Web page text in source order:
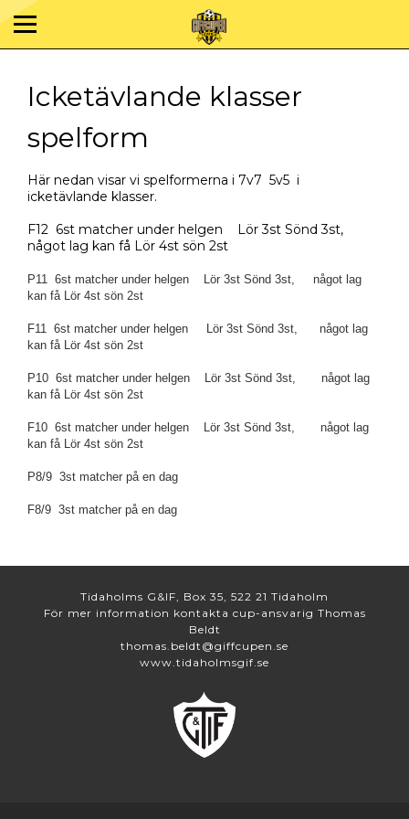
Icketävlande klasser
spelform
Här nedan visar vi spelformerna i 7v7 5v5 i
icketävlande klasser.
F12 6st matcher under helgen Lör 3st Sönd 3st,
något lag kan få Lör 4st sön 2st
P11 6st matcher under helgen Lör 3st Sönd 3st, något lag
kan få Lör 4st sön 2st
F11 6st matcher under helgen Lör 3st Sönd 3st, något lag
kan få Lör 4st sön 2st
P10 6st matcher under helgen Lör 3st Sönd 3st, något lag
kan få Lör 4st sön 2st
F10 6st matcher under helgen Lör 3st Sönd 3st, något lag
kan få Lör 4st sön 2st
P8/9 3st matcher på en dag
F8/9 3st matcher på en dag
Tidaholms G&IF, Box 35, 522 21 Tidaholm
För mer information kontakta cup-ansvarig Thomas
Beldt
thomas.beldt@giffcupen.se
www.tidaholmsgif.se